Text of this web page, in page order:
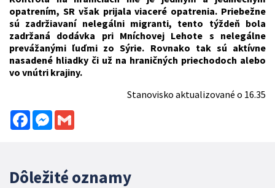
opatrením, SR však prijala viaceré opatrenia. Priebežne
sú zadržiavaní nelegálni migranti, tento týždeň bola
zadržaná dodávka pri Mníchovej Lehote s nelegálne
prevážanými ľuďmi zo Sýrie. Rovnako tak sú aktívne
nasadené hliadky či už na hraničných priechodoch alebo
vo vnútri krajiny.
Stanovisko aktualizované o 16.35
FacebookMessenger
Dôležité oznamy